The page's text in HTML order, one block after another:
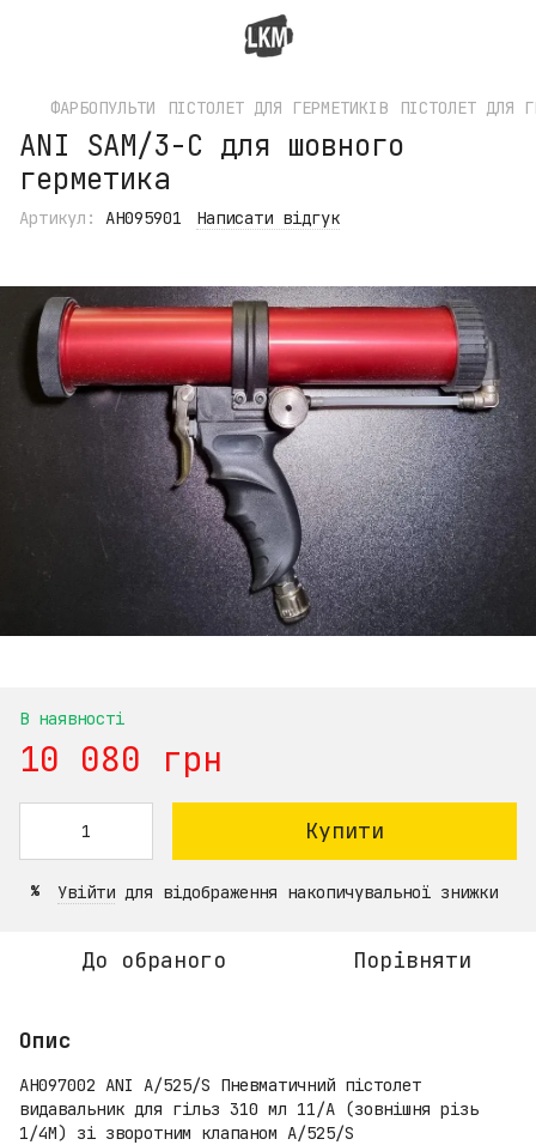
ФАРБОПУЛЬТИ ПІСТОЛЕТ ДЛЯ ГЕРМЕТИКІВ ПІСТОЛЕТ ДЛЯ
ANI SAM/3-C для шовного
герметика
Артикул: AH095901 Написати відгук
В наявності
10 080 грн
Купити
% Увійти для відображення накопичувальної знижки
До обраного Порівняти
Опис
AH097002 ANI A/525/S Пневматичний пістолет
видавальник для гільз 310 мл 11/A (зовнішня різь
1/4M) зі зворотним клапаном A/525/S